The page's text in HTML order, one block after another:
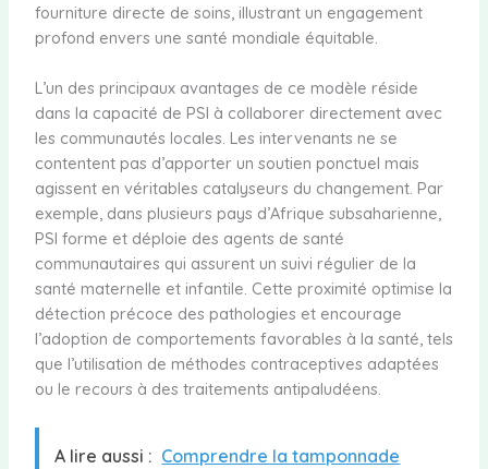
fourniture directe de soins, illustrant un engagement
profond envers une santé mondiale équitable.
L’un des principaux avantages de ce modèle réside
dans la capacité de PSI à collaborer directement avec
les communautés locales. Les intervenants ne se
contentent pas d’apporter un soutien ponctuel mais
agissent en véritables catalyseurs du changement. Par
exemple, dans plusieurs pays d’Afrique subsaharienne,
PSI forme et déploie des agents de santé
communautaires qui assurent un suivi régulier de la
santé maternelle et infantile. Cette proximité optimise la
détection précoce des pathologies et encourage
l’adoption de comportements favorables à la santé, tels
que l’utilisation de méthodes contraceptives adaptées
ou le recours à des traitements antipaludéens.
A lire aussi : Comprendre la tamponnade